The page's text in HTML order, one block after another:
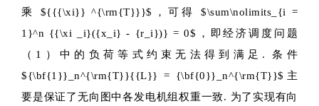
乘 ${{{\xi}} ^{\rm{T}}}$ ，可得$\sum\nolimits_{i =
1}^n {{\xi _i}({x_i} - {r_i})} = 0$ ，即经济调度问题
（1）中的负荷等式约束无法得到满足. 条件
${\bf{1}}_n^{\rm{T}}{{L}} = {\bf{0}}_n^{\rm{T}}$ 主
要是保证了无向图中各发电机组权重一致. 为了实现有向